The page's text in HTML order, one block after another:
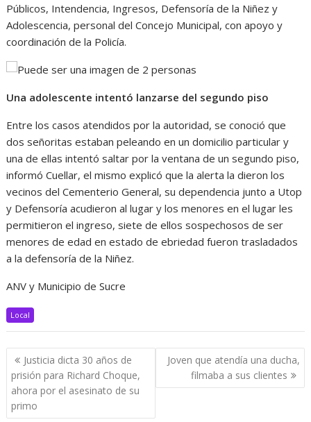
Públicos, Intendencia, Ingresos, Defensoría de la Niñez y
Adolescencia, personal del Concejo Municipal, con apoyo y
coordinación de la Policía.
Una adolescente intentó lanzarse del segundo piso
Entre los casos atendidos por la autoridad, se conoció que
dos señoritas estaban peleando en un domicilio particular y
una de ellas intentó saltar por la ventana de un segundo piso,
informó Cuellar, el mismo explicó que la alerta la dieron los
vecinos del Cementerio General, su dependencia junto a Utop
y Defensoría acudieron al lugar y los menores en el lugar les
permitieron el ingreso, siete de ellos sospechosos de ser
menores de edad en estado de ebriedad fueron trasladados
a la defensoría de la Niñez.
ANV y Municipio de Sucre
Local
Navegación
de
entradas
Justicia dicta 30 años de
prisión para Richard Choque,
ahora por el asesinato de su
primo
Joven que atendía una ducha,
filmaba a sus clientes